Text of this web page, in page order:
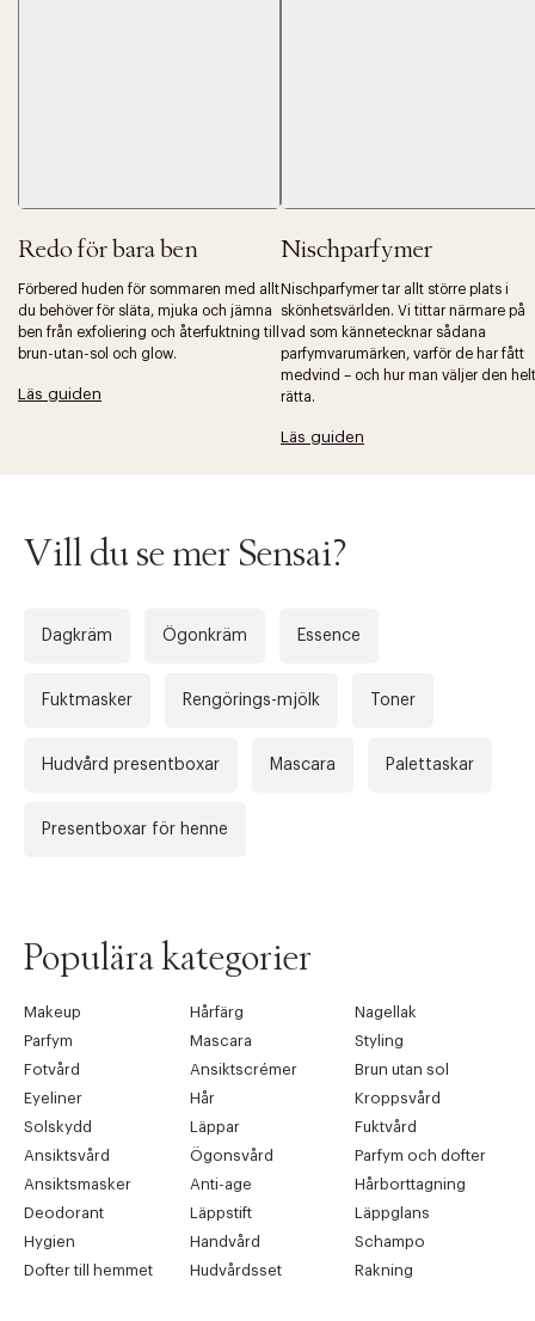
Redo för bara ben
Förbered huden för sommaren med allt
du behöver för släta, mjuka och jämna
ben från exfoliering och återfuktning till
brun-utan-sol och glow.
Läs guiden
Nischparfymer
Nischparfymer tar allt större plats i
skönhetsvärlden. Vi tittar närmare på
vad som kännetecknar sådana
parfymvarumärken, varför de har fått
medvind – och hur man väljer den helt
rätta.
Läs guiden
Tidigare
Vill du se mer Sensai?
Dagkräm Ögonkräm Essence
Fuktmasker Rengörings-mjölk Toner
Hudvård presentboxar Mascara Palettaskar
Presentboxar för henne
Populära kategorier
Makeup Hårfärg
Nagellak
Parfym
Mascara
Styling
Fotvård
Ansiktscrémer
Brun utan sol
Eyeliner
Hår
Kroppsvård
Solskydd
Läppar
Fuktvård
Ansiktsvård
Ögonsvård
Parfym och dofter
Ansiktsmasker
Anti-age
Hårborttagning
Deodorant
Läppstift
Läppglans
Hygien
Handvård
Schampo
Dofter till hemmet
Hudvårdsset Rakning